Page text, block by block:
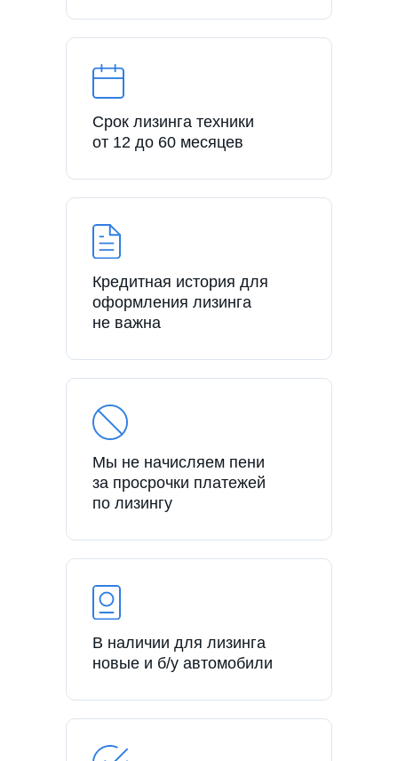
Срок лизинга техники
от 12 до 60 месяцев
Кредитная история для
оформления лизинга
не важна
Мы не начисляем пени
за просрочки платежей
по лизингу
В наличии для лизинга
новые и б/у автомобили